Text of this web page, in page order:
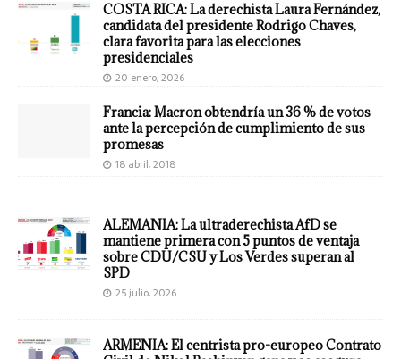
COSTA RICA: La derechista Laura Fernández,
candidata del presidente Rodrigo Chaves,
clara favorita para las elecciones
presidenciales
20 enero, 2026
Francia: Macron obtendría un 36 % de votos
ante la percepción de cumplimiento de sus
promesas
18 abril, 2018
ALEMANIA: La ultraderechista AfD se
mantiene primera con 5 puntos de ventaja
sobre CDU/CSU y Los Verdes superan al
SPD
25 julio, 2026
ARMENIA: El centrista pro-europeo Contrato